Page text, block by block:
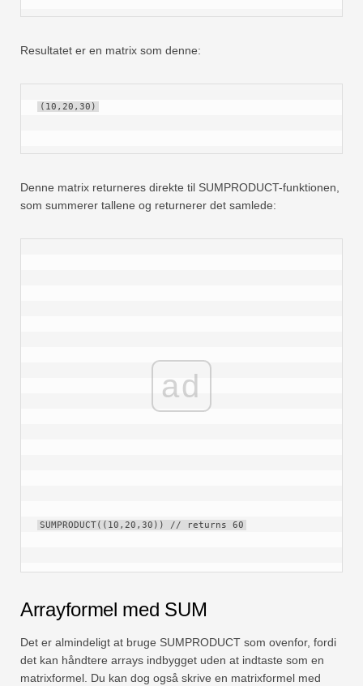
Resultatet er en matrix som denne:
(10,20,30)
Denne matrix returneres direkte til SUMPRODUCT-funktionen,
som summerer tallene og returnerer det samlede:
ad
SUMPRODUCT((10,20,30)) // returns 60
Arrayformel med SUM
Det er almindeligt at bruge SUMPRODUCT som ovenfor, fordi
det kan håndtere arrays indbygget uden at indtaste som en
matrixformel. Du kan dog også skrive en matrixformel med